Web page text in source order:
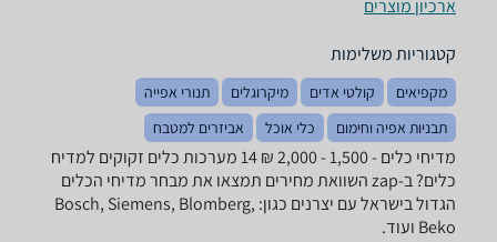
ארכיון מוצרים
קטגוריות משלימות
מקפיאים קולטי אדים מיקרוגלים
תנורי אפייה
תבניות אפיה וחימום
כלי אוכל אביזרים למטבח
מדיחי כלים - ‏1,500 - 2,000 ‏₪ ‏14 ‏מערכות כלים זקוקים למדיח
כלים? ב-zap השוואת מחירים תמצאו את מבחר מדיחי הכלים
הגדול בישראל עם יצרנים כגון: Bosch, Siemens, Blomberg,
Beko ועוד.